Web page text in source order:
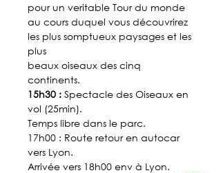
pour un veritable Tour du monde
au cours duquel vous découvrirez
les plus somptueux paysages et les
plus
beaux oiseaux des cinq
continents.
15h30 : Spectacle des Oiseaux en
vol (25min).
Temps libre dans le parc.
17h00 : Route retour en autocar
vers Lyon.
Arrivée vers 18h00 env à Lyon.